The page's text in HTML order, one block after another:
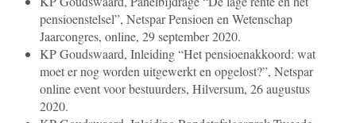
pensioenstelsel”, Netspar Pensioen en Wetenschap
Jaarcongres, online, 29 september 2020.
KP Goudswaard, Inleiding “Het pensioenakkoord: wat
moet er nog worden uitgewerkt en opgelost?”, Netspar
online event voor bestuurders, Hilversum, 26 augustus
2020.